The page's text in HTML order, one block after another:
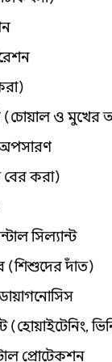
(চোয়াল ও
অপসারণ
বের করা)
সিল্যান্ট
(শিশুদের দাঁত)
(হোয়াইটেনিং,
প্রোটেকশন